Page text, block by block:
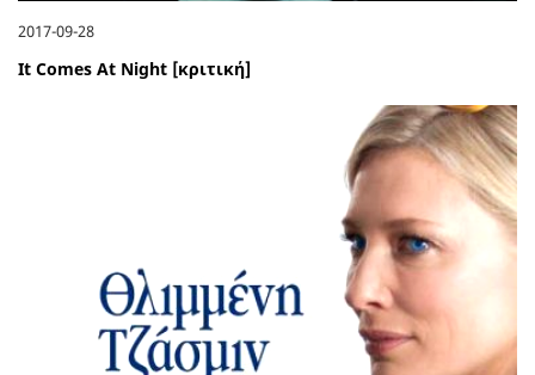
2017-09-28
It Comes At Night [κριτική]